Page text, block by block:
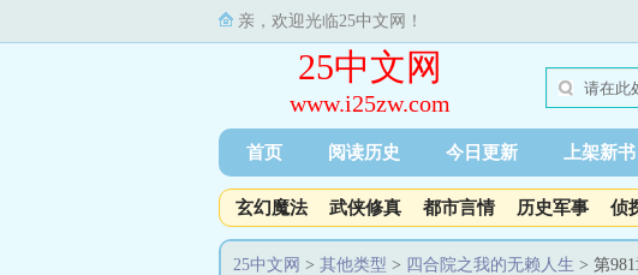
亲，欢迎光临25中文网！
25中文网
www.i25zw.com
首页 阅读历史 今日更新 上架新书
玄幻魔法 武侠修真 都市言情 历史军事 侦
25中文网 > 其他类型 > 四合院之我的无赖人生 > 第